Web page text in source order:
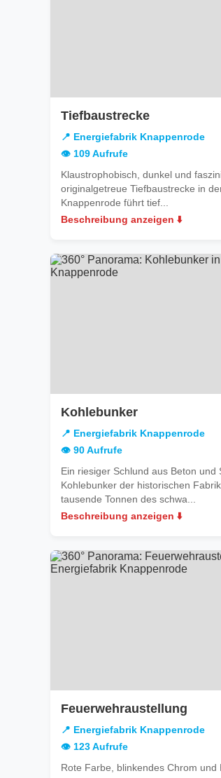
Tiefbaustreckein
📍 Energiefabrik Knappenrode
👁️ 109 Aufrufe
Klaustrophobisch, dunkel und
originalgetreue Tiefbaustrecke in
Knappenrode führt tief...
Beschreibung anzeigen ⬇️
Kohlebunkerin
Energiefabrik
Knappenrode
📍 Energiefabrik Knappenrode
👁️ 90 Aufrufe
Ein riesiger Schlund aus Beton und
Kohlebunker der historischen
tausende Tonnen des schwa...
Beschreibung anzeigen ⬇️
Feuerwehraustellung
📍 Energiefabrik Knappenrode
👁️ 123 Aufrufe
Rote Farbe, blinkendes Chrom und